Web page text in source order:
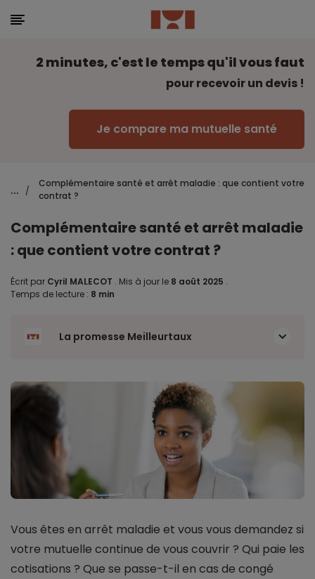
2 minutes, c'est le temps qu'il vous faut
pour recevoir un devis !
Je compare ma mutuelle santé
... /
Complémentaire santé et arrêt maladie : que contient votre
contrat ?
Complémentaire santé et arrêt maladie
: que contient votre contrat ?
Écrit par Cyril MALECOT . Mis à jour le 8 août 2025 .
Temps de lecture : 8 min
La promesse Meilleurtaux
Vous êtes en arrêt maladie et vous vous demandez si
votre mutuelle continue de vous couvrir ? Qui paie les
cotisations ? Que se passe-t-il en cas de congé